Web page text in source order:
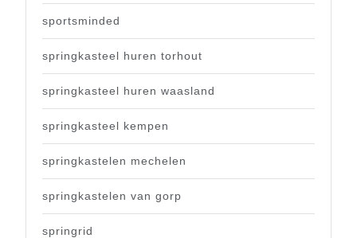
sportsminded
springkasteel huren torhout
springkasteel huren waasland
springkasteel kempen
springkastelen mechelen
springkastelen van gorp
springrid